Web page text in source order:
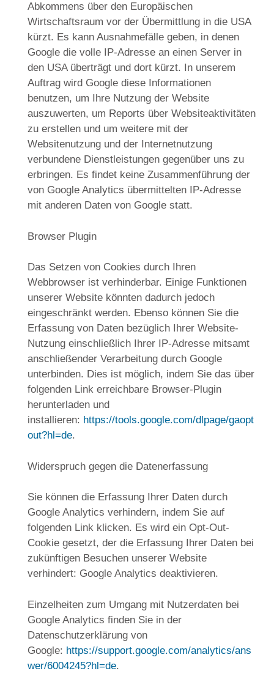
Abkommens über den Europäischen
Wirtschaftsraum vor der Übermittlung in die USA
kürzt. Es kann Ausnahmefälle geben, in denen
Google die volle IP-Adresse an einen Server in
den USA überträgt und dort kürzt. In unserem
Auftrag wird Google diese Informationen
benutzen, um Ihre Nutzung der Website
auszuwerten, um Reports über Websiteaktivitäten
zu erstellen und um weitere mit der
Websitenutzung und der Internetnutzung
verbundene Dienstleistungen gegenüber uns zu
erbringen. Es findet keine Zusammenführung der
von Google Analytics übermittelten IP-Adresse
mit anderen Daten von Google statt.
Browser Plugin
Das Setzen von Cookies durch Ihren
Webbrowser ist verhinderbar. Einige Funktionen
unserer Website könnten dadurch jedoch
eingeschränkt werden. Ebenso können Sie die
Erfassung von Daten bezüglich Ihrer Website-
Nutzung einschließlich Ihrer IP-Adresse mitsamt
anschließender Verarbeitung durch Google
unterbinden. Dies ist möglich, indem Sie das über
folgenden Link erreichbare Browser-Plugin
herunterladen und
installieren: https://tools.google.com/dlpage/gaopt
out?hl=de.
Widerspruch gegen die Datenerfassung
Sie können die Erfassung Ihrer Daten durch
Google Analytics verhindern, indem Sie auf
folgenden Link klicken. Es wird ein Opt-Out-
Cookie gesetzt, der die Erfassung Ihrer Daten bei
zukünftigen Besuchen unserer Website
verhindert: Google Analytics deaktivieren.
Einzelheiten zum Umgang mit Nutzerdaten bei
Google Analytics finden Sie in der
Datenschutzerklärung von
Google: https://support.google.com/analytics/ans
wer/6004245?hl=de.